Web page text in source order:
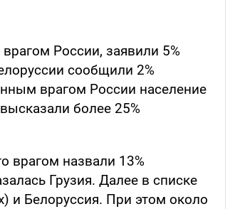
России, заявили 5%
сообщили 2%
врагом России население
более 25%
врагом назвали 13%
Грузия. Далее в списке
и Белоруссия. При этом около